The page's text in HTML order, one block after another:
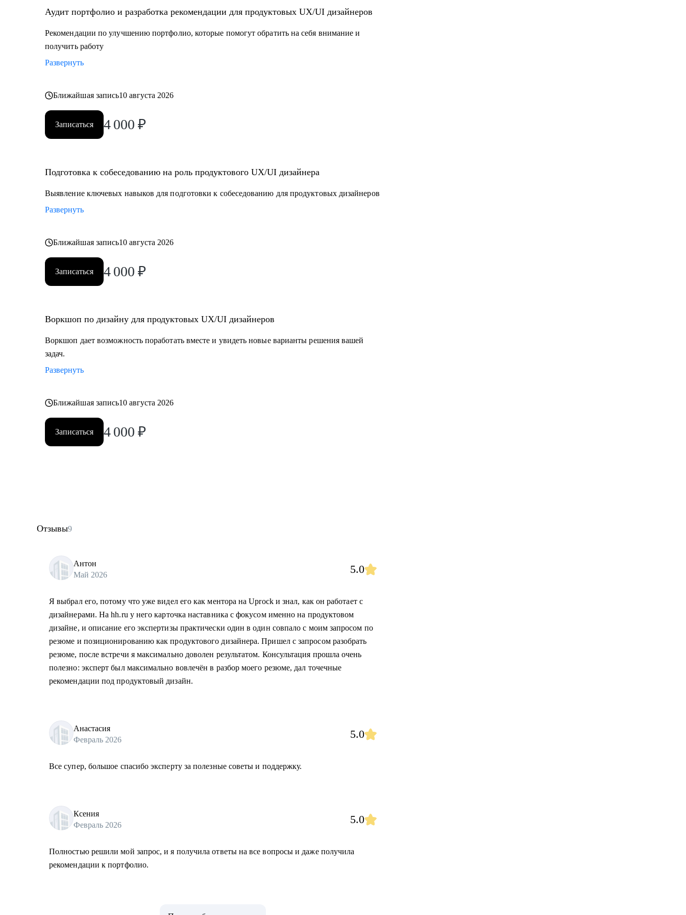
Аудит портфолио и разработка рекомендации для продуктовых UX/UI дизайнеров
Рекомендации по улучшению портфолио, которые помогут обратить на себя внимание и
получить работу
Развернуть
Ближайшая запись10 августа 2026
Записаться 4 000 ₽
Подготовка к собеседованию на роль продуктового UX/UI дизайнера
Выявление ключевых навыков для подготовки к собеседованию для продуктовых дизайнеров
Развернуть
Ближайшая запись10 августа 2026
Записаться 4 000 ₽
Воркшоп по дизайну для продуктовых UX/UI дизайнеров
Воркшоп дает возможность поработать вместе и увидеть новые варианты решения вашей
задач.
Развернуть
Ближайшая запись10 августа 2026
Записаться 4 000 ₽
Отзывы9
Антон
Май 2026
5.0
Я выбрал его, потому что уже видел его как ментора на Uprock и знал, как он работает с
дизайнерами. На hh.ru у него карточка наставника с фокусом именно на продуктовом
дизайне, и описание его экспертизы практически один в один совпало с моим запросом по
резюме и позиционированию как продуктового дизайнера. Пришел с запросом разобрать
резюме, после встречи я максимально доволен результатом. Консультация прошла очень
полезно: эксперт был максимально вовлечён в разбор моего резюме, дал точечные
рекомендации под продуктовый дизайн.
Анастасия
Февраль 2026
5.0
Все супер, большое спасибо эксперту за полезные советы и поддержку.
Ксения
Февраль 2026
5.0
Полностью решили мой запрос, и я получила ответы на все вопросы и даже получила
рекомендации к портфолио.